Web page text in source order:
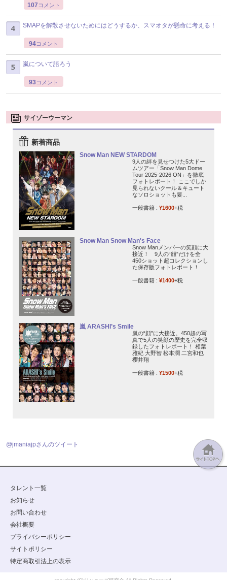
107 コメント
SMAPを解散させないためにはどうするか、スマオタが懸命に考える！
94コメント
嵐について語ろう
93コメント
サイゾーウーマン
新着商品
Snow Man NEW STARDOM
9人の絆を見せつけた5大ドー
ムツアー「Snow Man Dome
Tour 2025-2026 ON」を徹底
フォトレポート！ ここでしか
見られないクール＆キュート
なソロショットも要...
一般書籍 : ¥1600+税
Snow Man Snow Man's Face
Snow Manメンバーの笑顔に大
接近！ 9人の“顔”だけを全
450ショット超コレクションし
た保存版フォトレポート！
一般書籍 : ¥1400+税
嵐 ARASHI’s Smile
嵐の“顔”に大接近。450超の写
真で5人の笑顔の歴史を完全収
録したフォトレポート！ 相葉
雅紀 大野智 松本潤 二宮和也
櫻井翔
一般書籍 : ¥1500+税
@jmaniajpさんのツイート
タレント一覧
お知らせ
お問い合わせ
会社概要
プライバシーポリシー
サイトポリシー
特定商取引法上の表示